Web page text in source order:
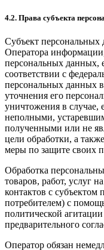
4.2. Права субъекта
Субъект персональных
Оператора
персональных данных,
соответствии с
персональных данных
уточнения его
уничтожения в случае,
неполными,
полученными или не
цели обработки, а
меры по защите своих
Обработка
товаров, работ, услуг
контактов с
потребителем) с
политической
предварительного
Оператор обязан